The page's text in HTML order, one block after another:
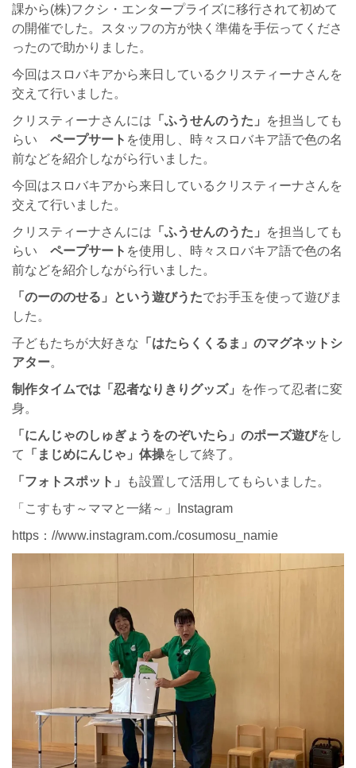
課から(株)フクシ・エンタープライズに移行されて初めて
の開催でした。スタッフの方が快く準備を手伝ってくださ
ったので助かりました。
今回はスロバキアから来日しているクリスティーナさんを
交えて行いました。
クリスティーナさんには 「ふうせんのうた」
を担当しても
らい ペープサート を使用し、時々スロバキア語で色の名
前などを紹介しながら行いました。
今回はスロバキアから来日しているクリスティーナさんを
交えて行いました。
クリスティーナさんには 「ふうせんのうた」
を担当しても
らい ペープサート を使用し、時々スロバキア語で色の名
前などを紹介しながら行いました。
「のーののせる」という遊びうたでお手玉を使って遊びま
した。
子どもたちが大好きな 「はたらくくるま」のマグネットシ
アター。
制作タイムでは「忍者なりきりグッズ」
を作って忍者に変
身。
「にんじゃのしゅぎょうをのぞいたら」のポーズ遊びをし
て
「まじめにんじゃ」体操をして終了。
「フォトスポット」
も設置して活用してもらいました。
「こすもす～ママと一緒～」Instagram
https：//www.instagram.com./cosumosu_namie